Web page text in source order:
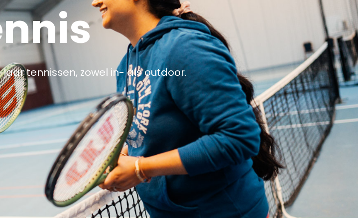
tennissen, zowel in- als outdoor.